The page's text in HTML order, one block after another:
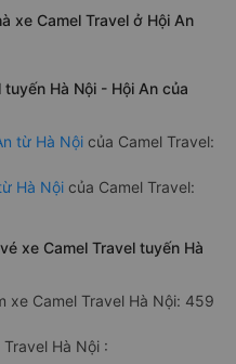
xe Camel Travel ở Hội An
Hà Nội - Hội An của
từ Hà Nội của Camel Travel:
Hà Nội của Camel Travel:
xe Camel Travel tuyến Hà
xe Camel Travel Hà Nội: 459
Hà Nội :